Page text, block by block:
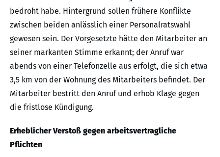
bedroht habe. Hintergrund sollen frühere Konflikte
zwischen beiden anlässlich einer Personalratswahl
gewesen sein. Der Vorgesetzte hätte den Mitarbeiter an
seiner markanten Stimme erkannt; der Anruf war
abends von einer Telefonzelle aus erfolgt, die sich etwa
3,5 km von der Wohnung des Mitarbeiters befindet. Der
Mitarbeiter bestritt den Anruf und erhob Klage gegen
die fristlose Kündigung.
Erheblicher Verstoß gegen arbeitsvertragliche
Pflichten